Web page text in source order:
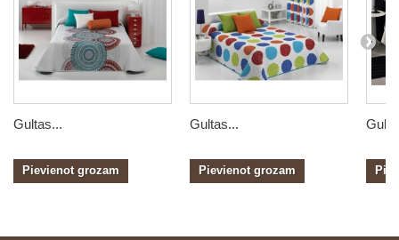
Gultas...
Pievienot grozam
Gultas...
Pievienot grozam